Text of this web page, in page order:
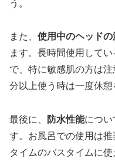
う。
また、 使用中のヘッドの
ます。長時間使用して
で、特に敏感肌の方は
分以上使う時は一度休憩
最後に、 防水性能につい
す。お風呂での使用は
タイムのバスタイムに